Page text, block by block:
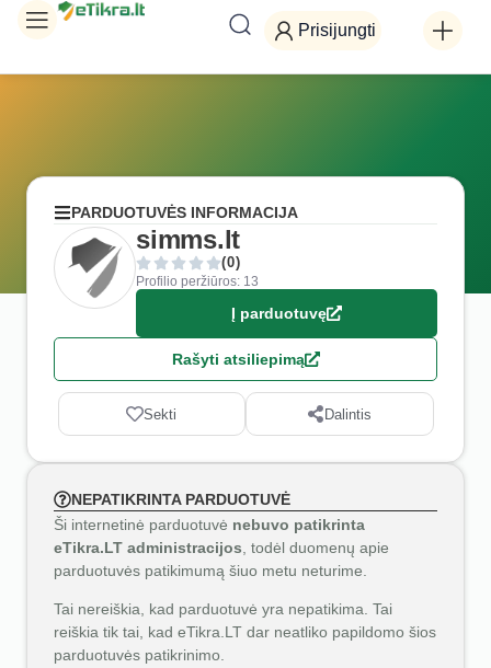
Prisijungti
PARDUOTUVĖS INFORMACIJA
simms.lt
(0)
Profilio peržiūros: 13
Į parduotuvę
Rašyti atsiliepimą
Sekti Dalintis
NEPATIKRINTA PARDUOTUVĖ
Ši internetinė parduotuvė nebuvo patikrinta
eTikra.LT administracijos , todėl duomenų apie
parduotuvės patikimumą šiuo metu neturime.
Tai nereiškia, kad parduotuvė yra nepatikima. Tai
reiškia tik tai, kad eTikra.LT dar neatliko papildomo šios
parduotuvės patikrinimo.